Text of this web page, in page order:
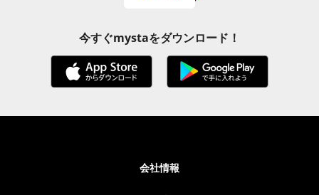
今すぐmystaをダウンロード！
会社情報